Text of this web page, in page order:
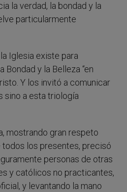
la verdad, la bondad y la
particularmente
Iglesia existe para
Bondad y la Belleza “en
Y los invitó a comunicar
sino a esta triología
mostrando gran respeto
todos los presentes, precisó
personas de otras
y católicos no practicantes,
y levantando la mano